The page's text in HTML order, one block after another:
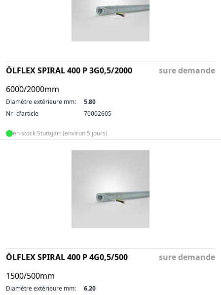
ÖLFLEX SPIRAL 400 P 3G0,5/2000
6000/2000mm
sure demande
Diamètre extérieure mm:
5.80
Nr- d'article
70002605
en stock Stuttgart (environ 5 jours)
ÖLFLEX SPIRAL 400 P 4G0,5/500
1500/500mm
sure demande
Diamètre extérieure mm:
6.20